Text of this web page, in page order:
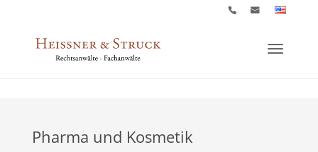
Pharma und Kosmetik